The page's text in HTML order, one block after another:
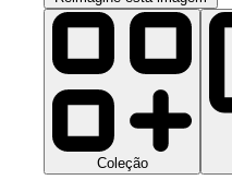
Coleção